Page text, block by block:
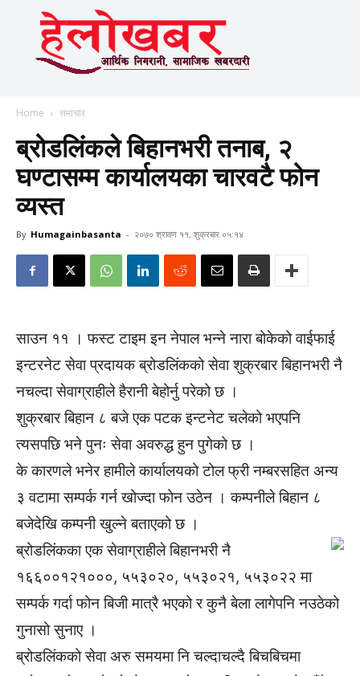
Home समाचार
ब्रोडलिंकले बिहानभरी तनाब, २
घण्टासम्म कार्यालयका चारवटै फोन
व्यस्त
By Humagainbasanta - २०७० श्रावण ११, शुक्रबार ०५:१४
साउन ११ । फस्ट टाइम इन नेपाल भन्ने नारा बोकेको वाईफाई
इन्टरनेट सेवा प्रदायक ब्रोडलिंकको सेवा शुक्रबार बिहानभरी नै
नचल्दा सेवाग्राहीले हैरानी बेहोर्नु परेको छ ।
शुक्रबार बिहान ८ बजे एक पटक इन्टनेट चलेको भएपनि
त्यसपछि भने पुनः सेवा अवरुद्ध हुन पुगेको छ ।
के कारणले भनेर हामीले कार्यालयको टोल फ्री नम्बरसहित अन्य
३ वटामा सम्पर्क गर्न खोज्दा फोन उठेन । कम्पनीले बिहान ८
बजेदेखि कम्पनी खुल्ने बताएको छ ।
ब्रोडलिंकका एक सेवाग्राहीले बिहानभरी नै
१६६००१२१०००, ५५३०२०, ५५३०२१, ५५३०२२ मा
सम्पर्क गर्दा फोन बिजी मात्रै भएको र कुनै बेला लागेपनि नउठेको
गुनासो सुनाए ।
ब्रोडलिंकको सेवा अरु समयमा नि चल्दाचल्दै बिचबिचमा